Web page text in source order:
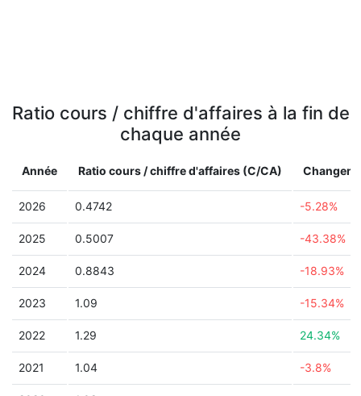
Ratio cours / chiffre d'affaires à la fin de
chaque année
Année Ratio cours / chiffre d'affaires (C/CA)
2026 0.4742 -5.28%
2025 0.5007 -43.38%
2024 0.8843 -18.93%
2023 1.09 -15.34%
2022 1.29 24.34%
2021 1.04 -3.8%